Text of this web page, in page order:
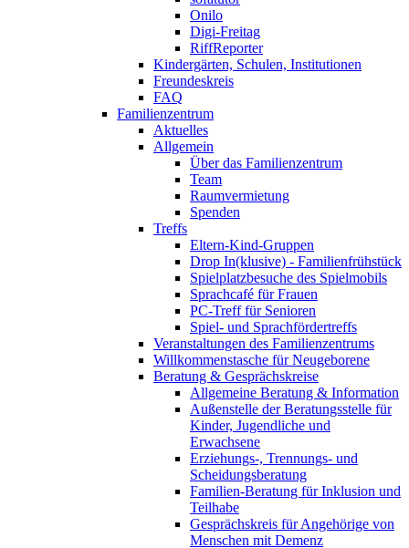
Onilo
Digi-Freitag
RiffReporter
Kindergärten, Schulen, Institutionen
Freundeskreis
FAQ
Familienzentrum
Aktuelles
Allgemein
Über das Familienzentrum
Team
Raumvermietung
Spenden
Treffs
Eltern-Kind-Gruppen
Drop In(klusive) - Familienfrühstück
Spielplatzbesuche des Spielmobils
Sprachcafé für Frauen
PC-Treff für Senioren
Spiel- und Sprachfördertreffs
Veranstaltungen des Familienzentrums
Willkommenstasche für Neugeborene
Beratung & Gesprächskreise
Allgemeine Beratung & Information
Außenstelle der Beratungsstelle für
Kinder, Jugendliche und
Erwachsene
Erziehungs-, Trennungs- und
Scheidungsberatung
Familien-Beratung für Inklusion und
Teilhabe
Gesprächskreis für Angehörige von
Menschen mit Demenz